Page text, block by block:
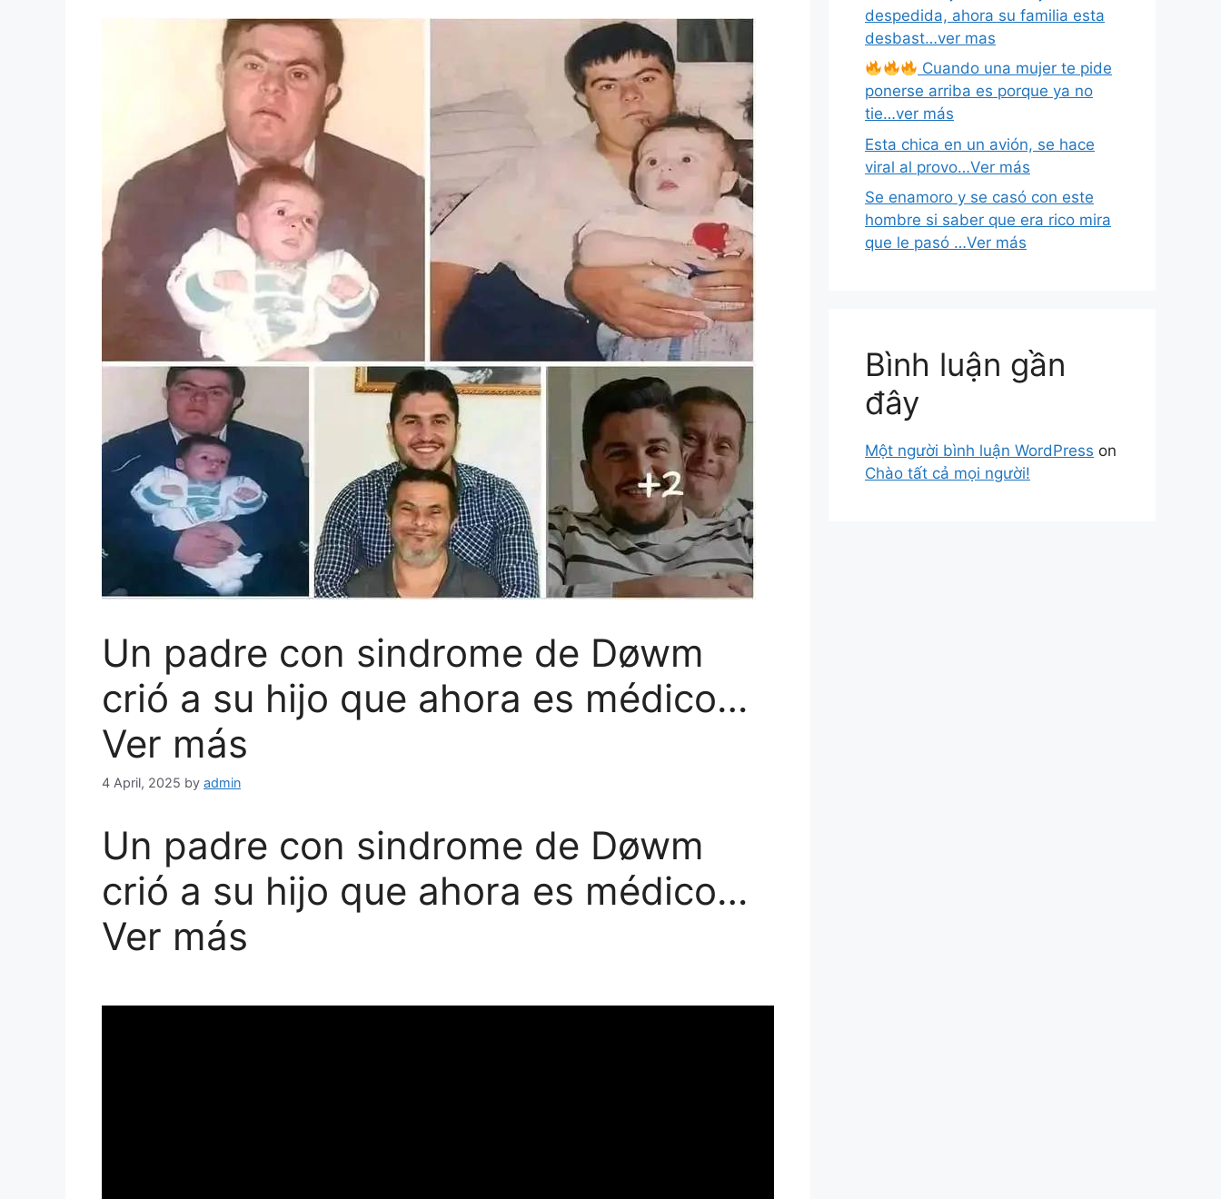
Un padre con sindrome de Døwm
crió a su hijo que ahora es médico…
Ver más
4 April, 2025 by admin
Un padre con sindrome de Døwm
crió a su hijo que ahora es médico…
Ver más
despedida, ahora su familia esta
desbast…ver mas
Cuando una mujer te pide
ponerse arriba es porque ya no
tie…ver más
Esta chica en un avión, se hace
viral al provo…Ver más
Se enamoro y se casó con este
hombre si saber que era rico mira
que le pasó …Ver más
Bình luận gần
đây
Một người bình luận WordPress on
Chào tất cả mọi người!